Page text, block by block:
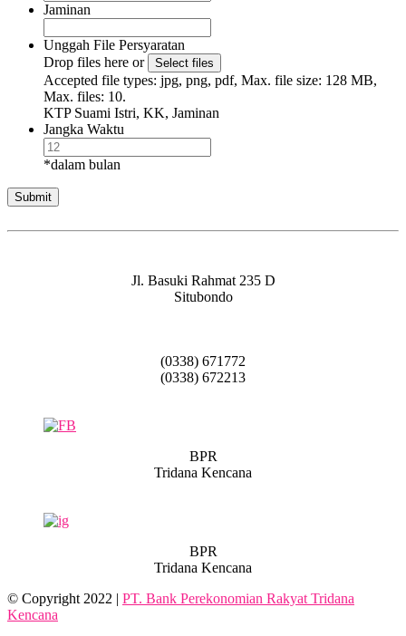
Jaminan
Unggah File Persyaratan
Drop files here or
Select files
Accepted file types: jpg, png, pdf, Max. file size: 128 MB,
Max. files: 10.
KTP Suami Istri, KK, Jaminan
Jangka Waktu
*dalam bulan
Jl. Basuki Rahmat 235 D
Situbondo
(0338) 671772
(0338) 672213
BPR
Tridana Kencana
BPR
Tridana Kencana
© Copyright 2022 | PT. Bank Perekonomian Rakyat Tridana
Kencana